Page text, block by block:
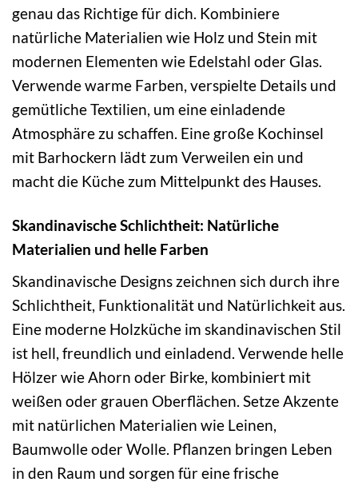
genau das Richtige für dich. Kombiniere
natürliche Materialien wie Holz und Stein mit
modernen Elementen wie Edelstahl oder Glas.
Verwende warme Farben, verspielte Details und
gemütliche Textilien, um eine einladende
Atmosphäre zu schaffen. Eine große Kochinsel
mit Barhockern lädt zum Verweilen ein und
macht die Küche zum Mittelpunkt des Hauses.
Skandinavische Schlichtheit: Natürliche
Materialien und helle Farben
Skandinavische Designs zeichnen sich durch ihre
Schlichtheit, Funktionalität und Natürlichkeit aus.
Eine moderne Holzküche im skandinavischen Stil
ist hell, freundlich und einladend. Verwende helle
Hölzer wie Ahorn oder Birke, kombiniert mit
weißen oder grauen Oberflächen. Setze Akzente
mit natürlichen Materialien wie Leinen,
Baumwolle oder Wolle. Pflanzen bringen Leben
in den Raum und sorgen für eine frische